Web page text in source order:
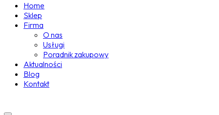
Home
Sklep
Firma
O nas
Usługi
Poradnik zakupowy
Aktualności
Blog
Kontakt